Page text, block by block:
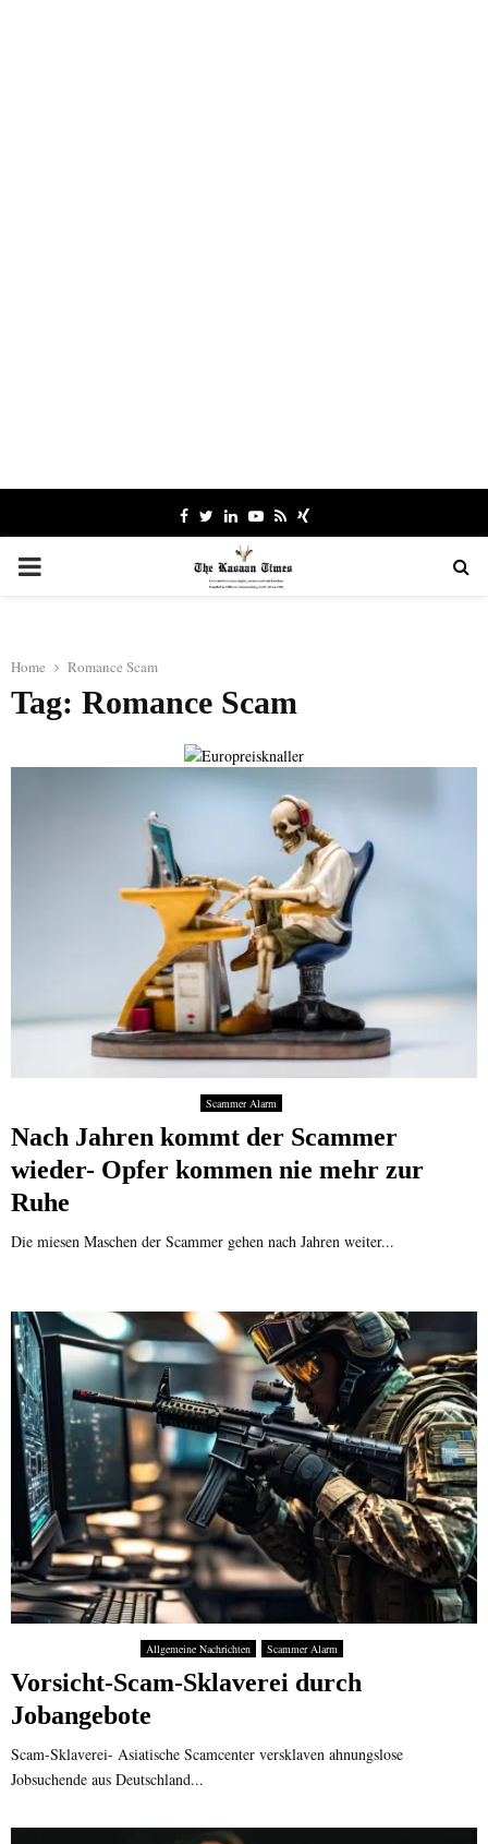
Facebook
TwitterLinkedinYoutube
RssXing
PRIMARY
Home Romance Scam
Tag: Romance Scam
Scammer Alarm
Nach Jahren kommt der Scammer
wieder- Opfer kommen nie mehr zur
Ruhe
Die miesen Maschen der Scammer gehen nach Jahren weiter...
Allgemeine Nachrichten Scammer Alarm
Vorsicht-Scam-Sklaverei durch
Jobangebote
Scam-Sklaverei- Asiatische Scamcenter versklaven ahnungslose
Jobsuchende aus Deutschland...